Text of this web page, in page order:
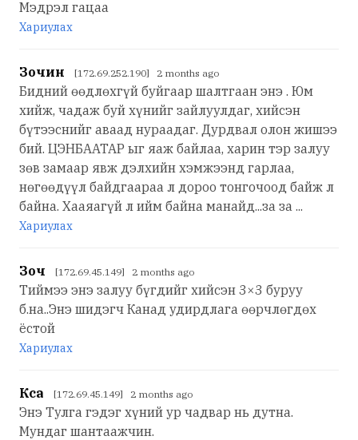
Мэдрэл гацаа
Хариулах
Зочин [172.69.252.190] 2 months ago
Бидний өөдлөхгүй буйгаар шалтгаан энэ . Юм
хийж, чадаж буй хүнийг зайлуулдаг, хийсэн
бүтээснийг аваад нураадаг. Дурдвал олон жишээ
бий. ЦЭНБААТАР ыг яаж байлаа, харин тэр залуу
зөв замаар явж дэлхийн хэмжээнд гарлаа,
нөгөөдүүл байдгаараа л дороо тонгочоод байж л
байна. Хааяагүй л ийм байна манайд...за за ...
Хариулах
Зоч [172.69.45.149] 2 months ago
Тиймээ энэ залуу бүгдийг хийсэн 3×3 буруу
б.на..Энэ шидэгч Канад удирдлага өөрчлөгдөх
ёстой
Хариулах
Кса [172.69.45.149] 2 months ago
Энэ Тулга гэдэг хүний ур чадвар нь дутна.
Мундаг шантаажчин.